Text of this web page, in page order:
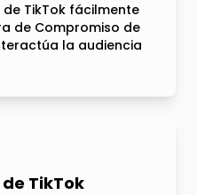
TikTok fácilmente
de Compromiso de
la audiencia
TikTok